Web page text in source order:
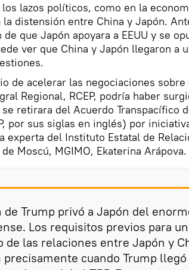
lazos políticos, como en la
la distensión entre China y Japón.
que Japón apoyara a EEUU y se
ver que China y Japón llegaron a
de acelerar las negociaciones
Regional, RCEP, podría haber
retirara del Acuerdo Transpacífico
por sus siglas en inglés) por
experta del Instituto Estatal de
Moscú, MGIMO, Ekaterina Arápova.
de Trump privó a Japón del
Los requisitos previos para
de las relaciones entre Japón y
precisamente cuando Trump